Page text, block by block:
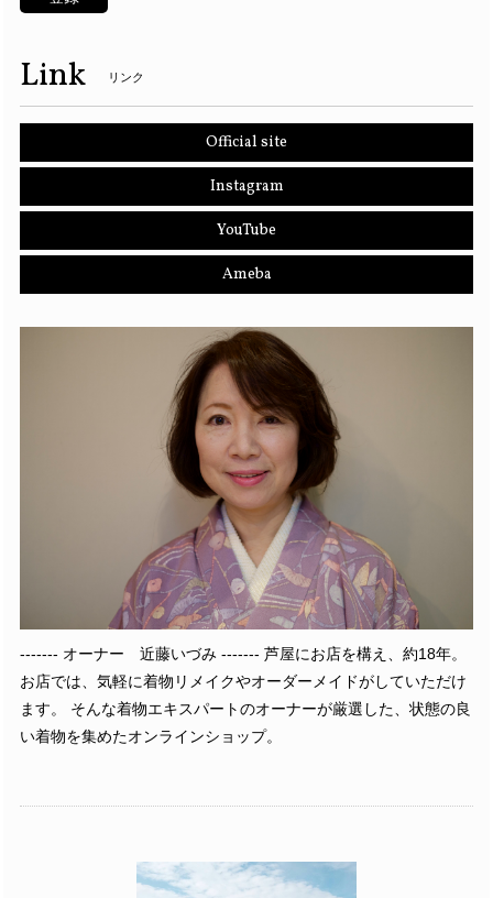
Link リンク
Official site
Instagram
YouTube
Ameba
------- オーナー 近藤いづみ ------- 芦屋にお店を構え、約18年。
お店では、気軽に着物リメイクやオーダーメイドがしていただけ
ます。 そんな着物エキスパートのオーナーが厳選した、状態の良
い着物を集めたオンラインショップ。